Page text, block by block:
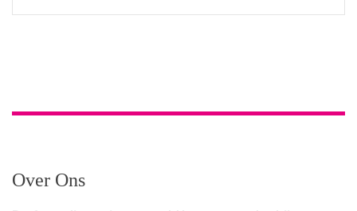
Over Ons